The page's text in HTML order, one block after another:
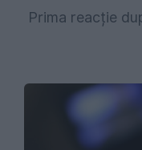
Prima reacție